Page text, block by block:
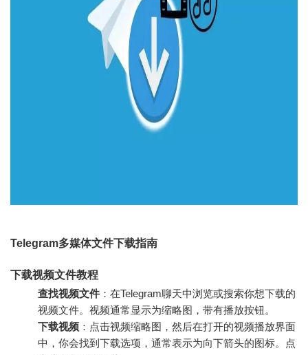
Telegram多媒体文件下载指南
下载视频文件教程
查找视频文件 ：在Telegram聊天中浏览或搜索你想下载的
视频文件。视频通常显示为缩略图，带有播放按钮。
下载视频 ：点击视频缩略图，然后在打开的视频播放界面
中，你会找到下载选项，通常表示为向下箭头的图标。点